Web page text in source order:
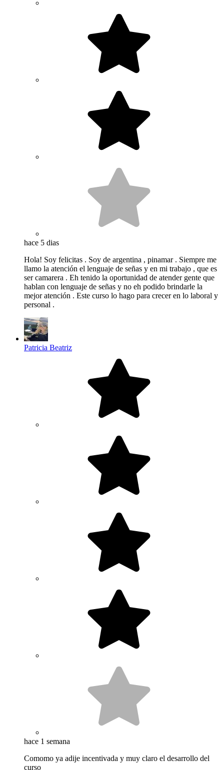
hace 5 dias
Hola! Soy felicitas . Soy de argentina , pinamar . Siempre me
llamo la atención el lenguaje de señas y en mi trabajo , que es
ser camarera . Eh tenido la oportunidad de atender gente que
hablan con lenguaje de señas y no eh podido brindarle la
mejor atención . Este curso lo hago para crecer en lo laboral y
personal .
Patricia Beatriz
hace 1 semana
Comomo ya adije incentivada y muy claro el desarrollo del
curso